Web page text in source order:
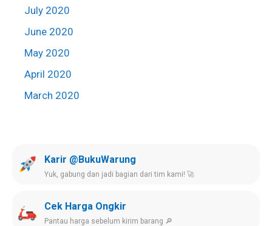
July 2020
June 2020
May 2020
April 2020
March 2020
Karir @BukuWarung
Yuk, gabung dan jadi bagian dari tim kami! 🚀
Cek Harga Ongkir
Pantau harga sebelum kirim barang 🔎